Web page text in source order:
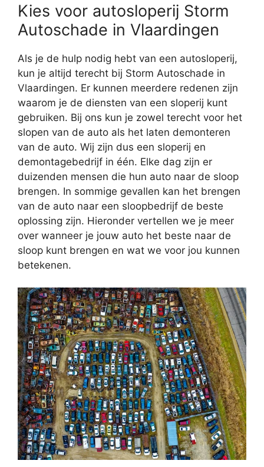
Kies voor autosloperij Storm
Autoschade in Vlaardingen
Als je de hulp nodig hebt van een autosloperij,
kun je altijd terecht bij Storm Autoschade in
Vlaardingen. Er kunnen meerdere redenen zijn
waarom je de diensten van een sloperij kunt
gebruiken. Bij ons kun je zowel terecht voor het
slopen van de auto als het laten demonteren
van de auto. Wij zijn dus een sloperij en
demontagebedrijf in één. Elke dag zijn er
duizenden mensen die hun auto naar de sloop
brengen. In sommige gevallen kan het brengen
van de auto naar een sloopbedrijf de beste
oplossing zijn. Hieronder vertellen we je meer
over wanneer je jouw auto het beste naar de
sloop kunt brengen en wat we voor jou kunnen
betekenen.